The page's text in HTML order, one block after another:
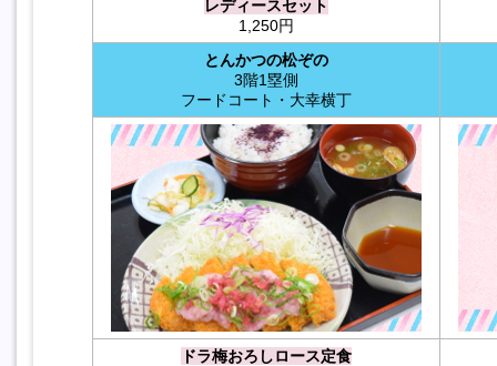
レディースセット
1,250円
とんかつの松ぞの
3階1塁側
フードコート・大幸横丁
ドラ梅おろしロース定食